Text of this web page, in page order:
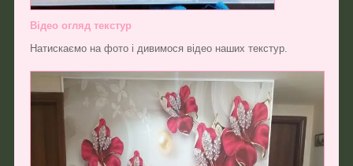
Відео огляд текстур
Натискаємо на фото і дивимося відео наших текстур.